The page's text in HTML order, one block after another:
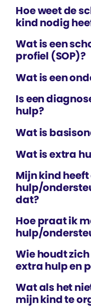
Hoe weet de
kind nodig
Wat is een
profiel (SOP)?
Wat is een
Is een
hulp?
Wat is
Wat is extra
Mijn kind
hulp/
dat?
Hoe praat ik
hulp/
Wie houdt
extra hulp en
Wat als het
mijn kind te